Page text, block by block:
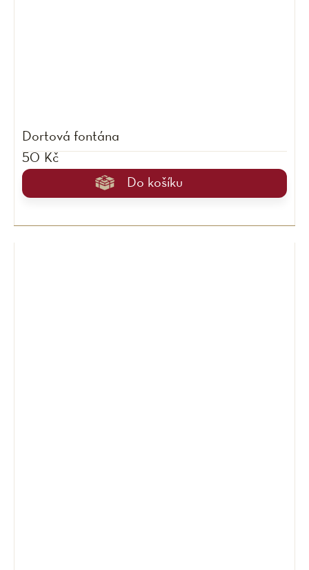
Dortová fontána
50 Kč
Do košíku